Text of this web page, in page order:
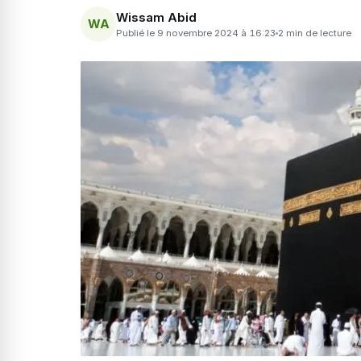
WA Wissam Abid
Publié le 9 novembre 2024 à 16:23 2 min de lecture